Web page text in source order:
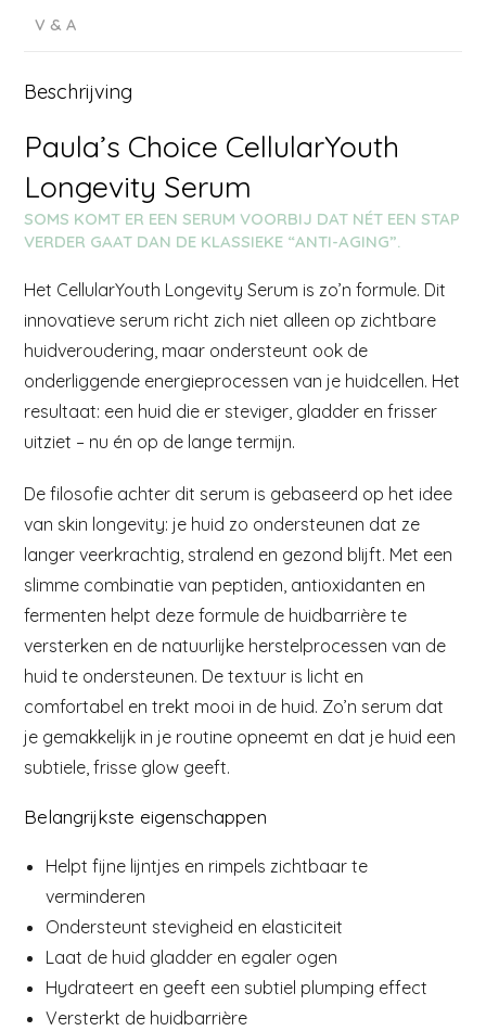
V & A
Beschrijving
Paula’s Choice CellularYouth
Longevity Serum
SOMS KOMT ER EEN SERUM VOORBIJ DAT NÉT EEN STAP
VERDER GAAT DAN DE KLASSIEKE “ANTI-AGING”.
Het CellularYouth Longevity Serum is zo’n formule. Dit
innovatieve serum richt zich niet alleen op zichtbare
huidveroudering, maar ondersteunt ook de
onderliggende energieprocessen van je huidcellen. Het
resultaat: een huid die er steviger, gladder en frisser
uitziet – nu én op de lange termijn.
De filosofie achter dit serum is gebaseerd op het idee
van skin longevity: je huid zo ondersteunen dat ze
langer veerkrachtig, stralend en gezond blijft. Met een
slimme combinatie van peptiden, antioxidanten en
fermenten helpt deze formule de huidbarrière te
versterken en de natuurlijke herstelprocessen van de
huid te ondersteunen. De textuur is licht en
comfortabel en trekt mooi in de huid. Zo’n serum dat
je gemakkelijk in je routine opneemt en dat je huid een
subtiele, frisse glow geeft.
Belangrijkste eigenschappen
Helpt fijne lijntjes en rimpels zichtbaar te
verminderen
Ondersteunt stevigheid en elasticiteit
Laat de huid gladder en egaler ogen
Hydrateert en geeft een subtiel plumping effect
Versterkt de huidbarrière